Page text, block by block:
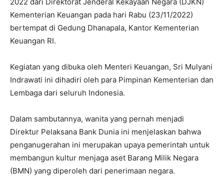
Kementerian Keuangan pada hari Rabu (23/11/2022)
bertempat di Gedung Dhanapala, Kantor Kementerian
Keuangan RI.
Kegiatan yang dibuka oleh Menteri Keuangan, Sri Mulyani
Indrawati ini dihadiri oleh para Pimpinan Kementerian dan
Lembaga dari seluruh Indonesia.
Dalam sambutannya, wanita yang pernah menjadi
Direktur Pelaksana Bank Dunia ini menjelaskan bahwa
penganugerahan ini merupakan upaya pemerintah untuk
membangun kultur menjaga aset Barang Milik Negara
(BMN) yang diperoleh dari penerimaan negara.